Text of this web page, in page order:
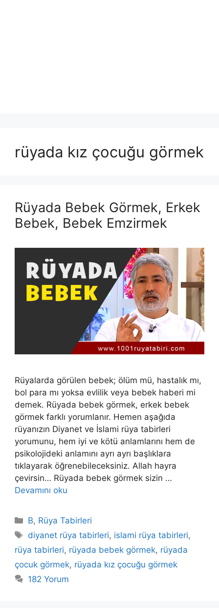
rüyada kız çocuğu görmek
Rüyada Bebek Görmek, Erkek
Bebek, Bebek Emzirmek
Rüyalarda görülen bebek; ölüm mü, hastalık mı,
bol para mı yoksa evlilik veya bebek haberi mi
demek. Rüyada bebek görmek, erkek bebek
görmek farklı yorumlanır. Hemen aşağıda
rüyanızın Diyanet ve İslami rüya tabirleri
yorumunu, hem iyi ve kötü anlamlarını hem de
psikolojideki anlamını ayrı ayrı başlıklara
tıklayarak öğrenebileceksiniz. Allah hayra
çevirsin… Rüyada bebek görmek sizin …
Devamını oku
Kategoriler
B, Rüya Tabirleri
Etiketler
diyanet rüya tabirleri, islami rüya tabirleri,
rüya tabirleri, rüyada bebek görmek, rüyada
çocuk görmek, rüyada kız çocuğu görmek
182 Yorum